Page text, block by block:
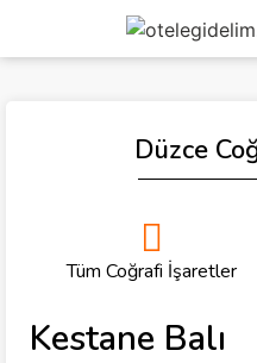
Düzce
Tüm Coğrafi İşaretler
Kestane Balı